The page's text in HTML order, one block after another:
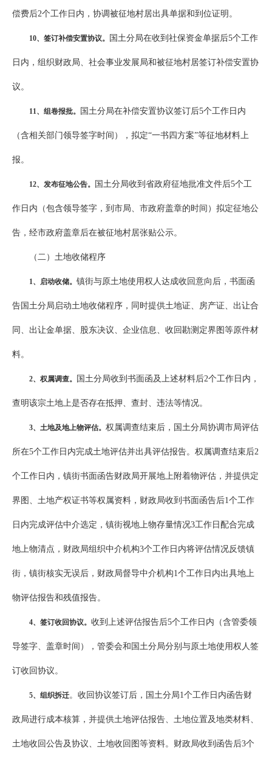
偿费后2个工作日内，协调被征地村居出具单据和到位证明。
10、签订补偿安置协议。 国土分局在收到社保资金单据后5个工作
日内，组织财政局、社会事业发展局和被征地村居签订补偿安置协
议。
11、组卷报批。 国土分局在补偿安置协议签订后5个工作日内
（含相关部门领导签字时间），拟定“一书四方案”等征地材料上
报。
12、发布征地公告。 国土分局收到省政府征地批准文件后5个工
作日内（包含领导签字，到市局、市政府盖章的时间）拟定征地公
告，经市政府盖章后在被征地村居张贴公示。
（二）土地收储程序
1、启动收储。 镇街与原土地使用权人达成收回意向后，书面函
告国土分局启动土地收储程序，同时提供土地证、房产证、出让合
同、出让金单据、股东决议、企业信息、收回勘测定界图等原件材
料。
2、权属调查。 国土分局收到书面函及上述材料后2个工作日内，
查明该宗土地上是否存在抵押、查封、违法等情况。
3、土地及地上物评估。 权属调查结束后，国土分局协调市局评估
所在5个工作日内完成土地评估并出具评估报告。权属调查结束后2
个工作日内，镇街书面函告财政局开展地上附着物评估，并提供定
界图、土地产权证书等权属资料，财政局收到书面函告后1个工作
日内完成评估中介选定，镇街视地上物存量情况3工作日配合完成
地上物清点，财政局组织中介机构3个工作日内将评估情况反馈镇
街，镇街核实无误后，财政局督导中介机构1个工作日内出具地上
物评估报告和残值报告。
4、签订收回协议。 收到上述评估报告后5个工作日内（含管委领
导签字、盖章时间），管委会和国土分局分别与原土地使用权人签
订收回协议。
5、组织拆迁。收回协议签订后，国土分局1个工作日内函告财
政局进行成本核算，并提供土地评估报告、土地位置及地类材料、
土地收回公告及协议、土地收回图等资料。财政局收到函告后3个